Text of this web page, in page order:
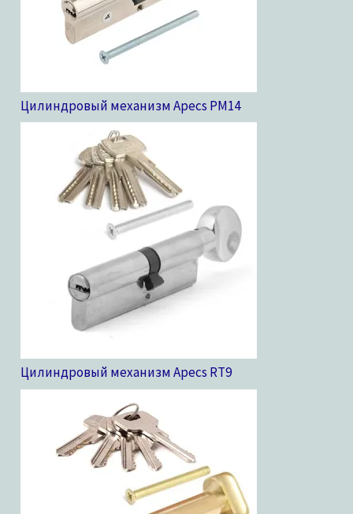
Цилиндровый механизм Apecs PM14
Цилиндровый механизм Apecs RT9